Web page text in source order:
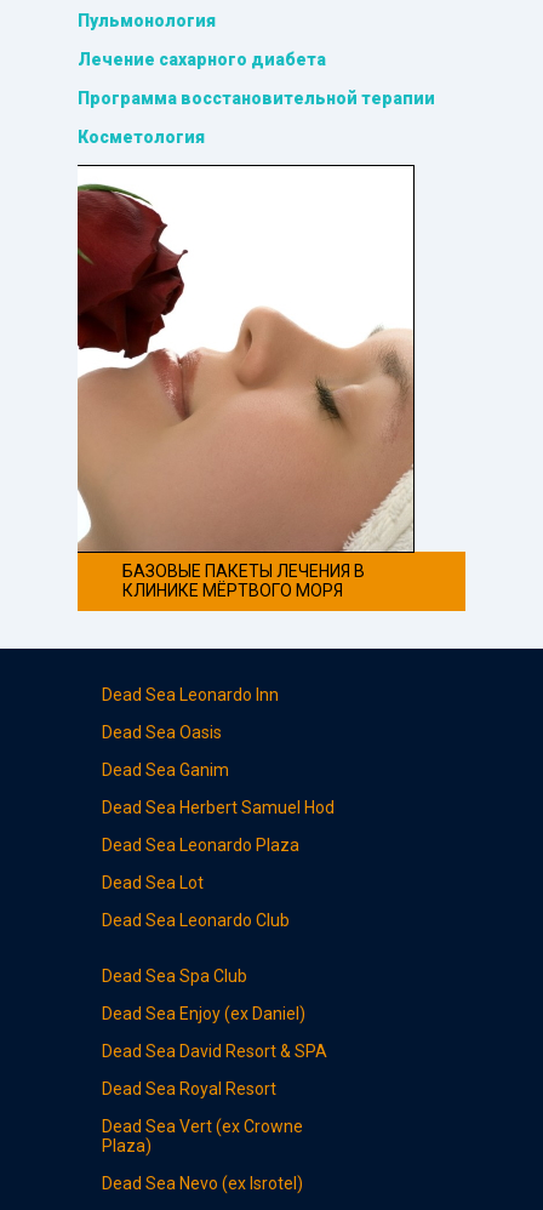
Пульмонология
Лечение сахарного диабета
Программа восстановительной терапии
Косметология
БАЗОВЫЕ ПАКЕТЫ ЛЕЧЕНИЯ В
КЛИНИКЕ МЁРТВОГО МОРЯ
Dead Sea Leonardo Inn
Dead Sea Oasis
Dead Sea Ganim
Dead Sea Herbert Samuel Hod
Dead Sea Leonardo Plaza
Dead Sea Lot
Dead Sea Leonardo Club
Dead Sea Spa Club
Dead Sea Enjoy (ex Daniel)
Dead Sea David Resort & SPA
Dead Sea Royal Resort
Dead Sea Vert (ex Crowne
Plaza)
Dead Sea Nevo (ex Isrotel)